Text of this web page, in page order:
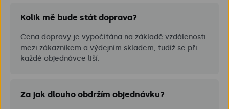
Kolik mě bude stát doprava?
Cena dopravy je vypočítána na základě vzdálenosti
mezi zákazníkem a výdejním skladem, tudíž se při
každé objednávce liší.
Za jak dlouho obdržím objednávku?